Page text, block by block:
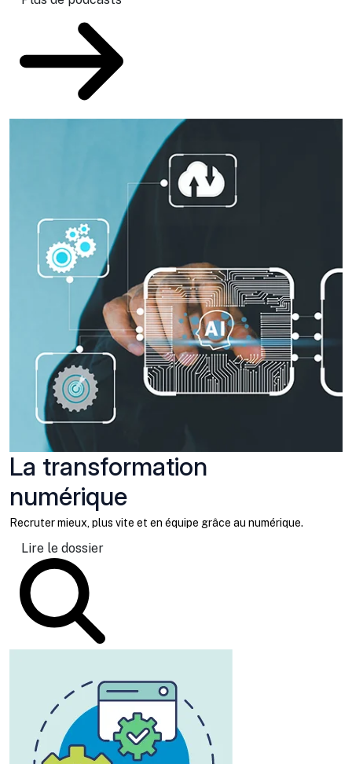
La transformation
numérique
Recruter mieux, plus vite et en équipe grâce au numérique.
Lire le dossier